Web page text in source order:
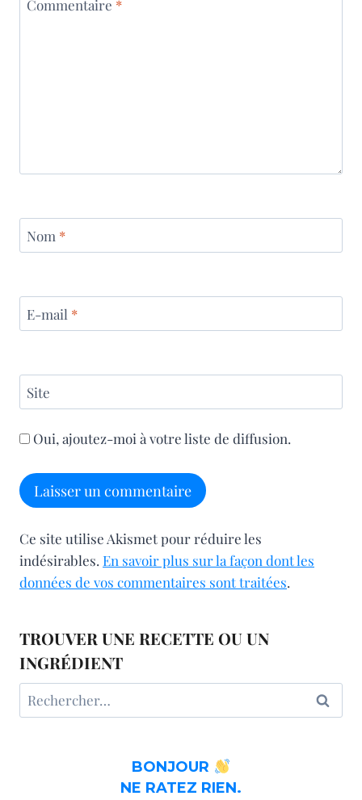
Commentaire *
Nom *
E-mail *
Site
Oui, ajoutez-moi à votre liste de diffusion.
Ce site utilise Akismet pour réduire les
indésirables. En savoir plus sur la façon dont les
données de vos commentaires sont traitées.
TROUVER UNE RECETTE OU UN
INGRÉDIENT
Rechercher :
BONJOUR
NE RATEZ RIEN.